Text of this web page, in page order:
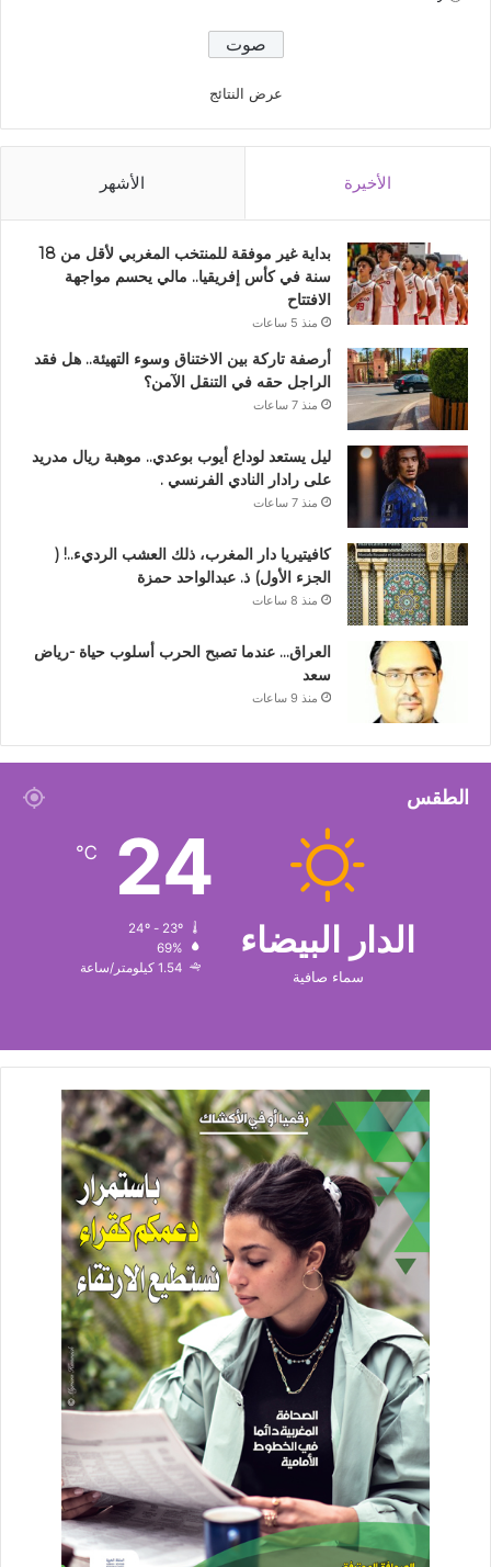
عرض النتائج
الأخيرة الأشهر
بداية غير موفقة للمنتخب المغربي لأقل من 18
سنة في كأس إفريقيا.. مالي يحسم مواجهة
الافتتاح
منذ 5 ساعات
أرصفة تاركة بين الاختناق وسوء التهيئة.. هل فقد
الراجل حقه في التنقل الآمن؟
منذ 7 ساعات
ليل يستعد لوداع أيوب بوعدي.. موهبة ريال مدريد
على رادار النادي الفرنسي .
منذ 7 ساعات
كافيتيريا دار المغرب، ذلك العشب الرديء..! (
الجزء الأول) ذ. عبدالواحد حمزة
منذ 8 ساعات
العراق… عندما تصبح الحرب أسلوب حياة -رياض
سعد
منذ 9 ساعات
الطقس
الدار البيضاء
سماء صافية
24
℃
69%
1.54 كيلومتر/ساعة